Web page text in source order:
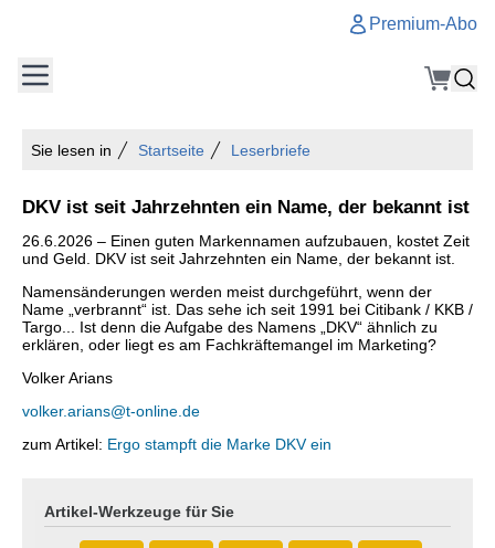
Premium-Abo
Sie lesen in Startseite Leserbriefe
DKV ist seit Jahrzehnten ein Name, der bekannt ist
26.6.2026 – Einen guten Markennamen aufzubauen, kostet Zeit
und Geld. DKV ist seit Jahrzehnten ein Name, der bekannt ist.
Namensänderungen werden meist durchgeführt, wenn der
Name „verbrannt“ ist. Das sehe ich seit 1991 bei Citibank / KKB /
Targo... Ist denn die Aufgabe des Namens „DKV“ ähnlich zu
erklären, oder liegt es am Fachkräftemangel im Marketing?
Volker Arians
volker.arians@t-online.de
zum Artikel: Ergo stampft die Marke DKV ein
Artikel-Werkzeuge für Sie